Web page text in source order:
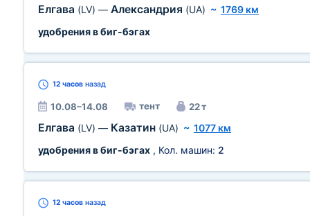
Елгава (LV) — Александрия (UA) ~ 1769 км
удобрения в биг-бэгах
12 часов назад
10.08–14.08 тент 22 т
Елгава (LV) — Казатин (UA) ~ 1077 км
удобрения в биг-бэгах , Кол. машин: 2
12 часов назад